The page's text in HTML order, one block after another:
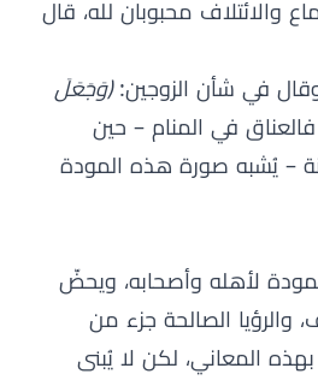
والائتلاف محبوبان لله، قال
في شأن الزوجين:﴿وَجَعَلَ
في المنام – حين
– يُشبه صورة هذه المودة
لأهله وأصحابه، ويحضّ
والرؤيا الصالحة جزء من
بهذه المعاني، لكن لا يُبنى